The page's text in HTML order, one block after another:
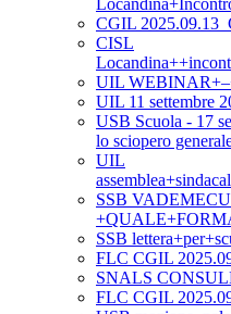
CGIL
CISL
UIL
UIL 11 settembre
USB Scuola - 17
lo sciopero
UIL
SSB
SSB
FLC CGIL
SNALS
FLC CGIL